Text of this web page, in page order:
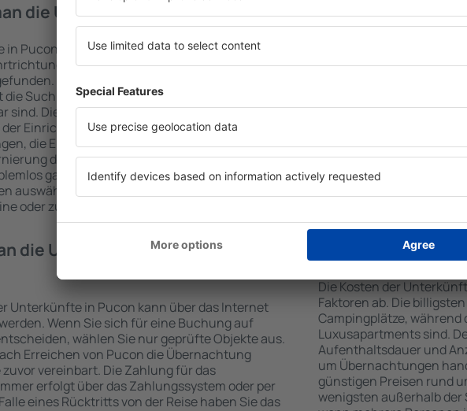
die Unterkünfte in Pucon finden?
Pucon werden von der Suchmaschine nach
und der Check-In- und Check-Out-
Nach Auswahl der Anzahl der
die Suchmaschine an, welche Unterkünfte in
sind. Die Auswahl der Unterkunft wird durch
Einrichtung und die Anzahl der Sterne, die
die Entfernung zum Zentrum und die
der Buchung erleichtert. Dadurch
ganz einfach eine Unterkunft in Pucon in
auswählen. Sie können je nach Bedarf eine
oder zusammen mit dem Flug buchen.
Welche
Unterkünften in
Die Annehmlichkeiten
der Art des
Gäste nutzen
Kaffeezubehör,
Unterkünften verfügbar
Parkplätze an der
Restaurant bestellen
auswählen. Sie können
buchen, die den Gästen
die Unterkünfte in Pucon
Unterkünfte in Pucon kann über das Internet
Wenn Sie sich für eine Buchung auf
wählen Sie nur geprüfte Objekte aus.
Erreichen von Pucon die Übernachtung
vereinbart. Die Zahlung für das
erfolgt über das Zahlungssystem oder per
eines Rücktritts von der Reise haben Sie das
Wie viel kostet
Die Kosten der
Faktoren ab. Die
Campingplätze,
Luxusapartments sind.
Aufenthaltsdauer und
um Übernachtungen
günstigen Preisen rund
wenigsten außerhalb der